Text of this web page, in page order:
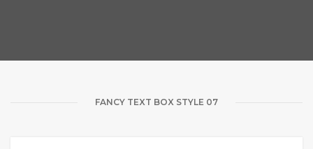
FANCY TEXT BOX STYLE 07